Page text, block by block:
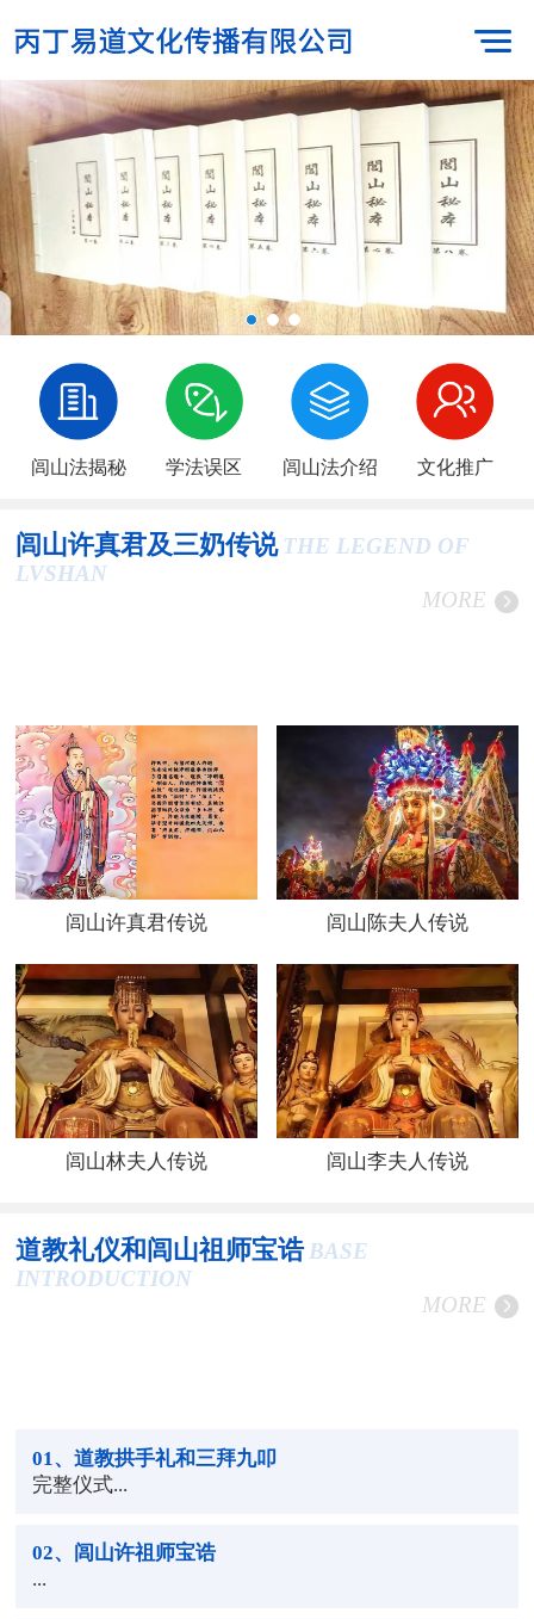
闾山法揭秘 学法误区 闾山法介绍 文化推广
闾山许真君及三奶传说 THE LEGEND OF
LVSHAN
MORE
闾山许真君传说 闾山陈夫人传说
闾山林夫人传说 闾山李夫人传说
道教礼仪和闾山祖师宝诰 BASE
INTRODUCTION
MORE
01 、道教拱手礼和三拜九叩
完整仪式...
02、闾山许祖师宝诰
...